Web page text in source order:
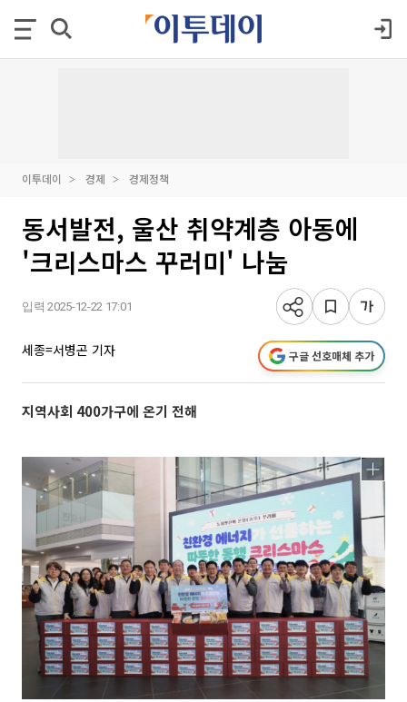
이투데이 경제 경제정책
동서발전, 울산 취약계층 아동에
'크리스마스 꾸러미' 나눔
입력 2025-12-22 17:01
세종=서병곤 기자 구글 선호매체 추가
지역사회 400가구에 온기 전해